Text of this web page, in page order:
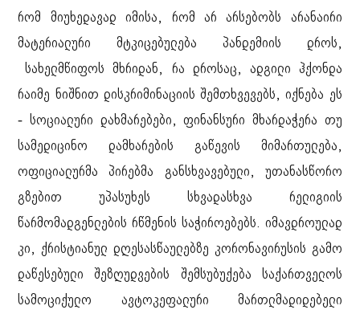
რომ მიუხედავად იმისა, რომ არ არსებობს არანაირი
მატერიალური მტკიცებულება პანდემიის დროს,
სახელმწიფოს მხრიდან, რა დროსაც, ადგილი ჰქონდა
რაიმე ნიშნით დისკრიმინაციის შემთხვევებს, იქნება ეს
- სოციალური დახმარებები, ფინანსური მხარდაჭერა თუ
სამედიცინო დამხარების გაწევის მიმართულება,
ოფიციალურმა პირებმა განსხვავებული, უთანასწორო
გზებით უპასუხეს სხვადასხვა რელიგიის
წარმომადგენლების რწმენის საჭიროებებს. იმავდროულად
კი, ქრისტიანულ დღესასწაულებზე კორონავირუსის გამო
დაწესებული შეზღუდვების შემსუბუქება საქართველოს
სამოციქულო ავტოკეფალური მართლმადიდებელი